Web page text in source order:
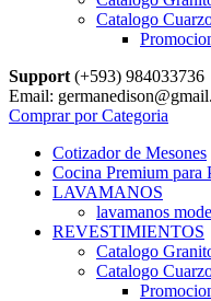
Catalogo
Support (+593) 984033736
Email:
Comprar por Categoria
Cotizador de Mesones
Cocina Premium para
LAVAMANOS
lavamanos
REVESTIMIENTOS
Catalogo
Catalogo